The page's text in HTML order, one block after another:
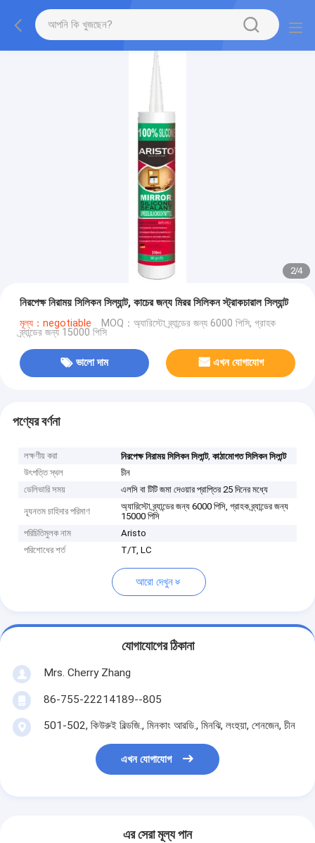
2/4
নিরপেক্ষ নিরাময় সিলিকন সিল্যান্ট, কাচের জন্য মিরর সিলিকন স্ট্রাকচারাল সিল্যান্ট
মূল্য：negotiable MOQ：অ্যারিস্টো ব্র্যান্ডের জন্য 6000 পিসি, গ্রাহক
ব্র্যান্ডের জন্য 15000 পিসি
ভালো দাম এখন যোগাযোগ
পণ্যের বর্ণনা
লক্ষণীয় করা নিরপেক্ষ নিরাময় সিলিকন সিলান্ট,কাঠামোগত সিলিকন সিলান্ট
উৎপত্তি স্থল
চীন
ডেলিভারি সময়
এলসি বা টিটি জমা দেওয়ার প্রাপ্তির 25 দিনের মধ্যে
ন্যূনতম চাহিদার পরিমাণ
অ্যারিস্টো ব্র্যান্ডের জন্য 6000 পিসি, গ্রাহক ব্র্যান্ডের জন্য
15000 পিসি
পরিচিতিমুলক নাম
Aristo
পরিশোধের শর্ত
T/T, LC
আরো দেখুন
যোগাযোগের ঠিকানা
Mrs. Cherry Zhang
86-755-22214189--805
501-502, কিউরুই বিল্ডজি., মিনকাং আরডি., মিনঝি, লংহুয়া, শেনজেন, চীন
এখন যোগাযোগ
এর সেরা মূল্য পান